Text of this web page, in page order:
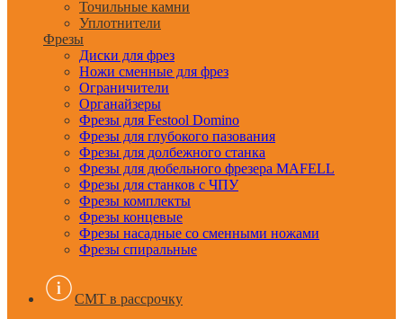
Точильные камни
Уплотнители
Фрезы
Диски для фрез
Ножи сменные для фрез
Ограничители
Органайзеры
Фрезы для Festool Domino
Фрезы для глубокого пазования
Фрезы для долбежного станка
Фрезы для дюбельного фрезера MAFELL
Фрезы для станков с ЧПУ
Фрезы комплекты
Фрезы концевые
Фрезы насадные со сменными ножами
Фрезы спиральные
CMT в рассрочку